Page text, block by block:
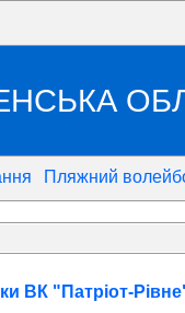
Пляжний
ВК "Патріот-